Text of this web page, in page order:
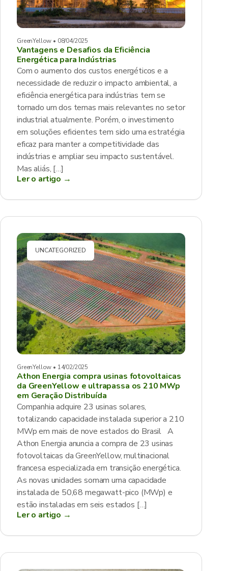
GreenYellow • 08/04/2025
Vantagens e Desafios da Eficiência
Energética para Indústrias
Com o aumento dos custos energéticos e a
necessidade de reduzir o impacto ambiental, a
eficiência energética para indústrias tem se
tornado um dos temas mais relevantes no setor
industrial atualmente. Porém, o investimento
em soluções eficientes tem sido uma estratégia
eficaz para manter a competitividade das
indústrias e ampliar seu impacto sustentável.
Mas aliás, […]
Ler o artigo →
UNCATEGORIZED
GreenYellow • 14/02/2025
Athon Energia compra usinas fotovoltaicas
da GreenYellow e ultrapassa os 210 MWp
em Geração Distribuída
Companhia adquire 23 usinas solares,
totalizando capacidade instalada superior a 210
MWp em mais de nove estados do Brasil A
Athon Energia anuncia a compra de 23 usinas
fotovoltaicas da GreenYellow, multinacional
francesa especializada em transição energética.
As novas unidades somam uma capacidade
instalada de 50,68 megawatt-pico (MWp) e
estão instaladas em seis estados […]
Ler o artigo →